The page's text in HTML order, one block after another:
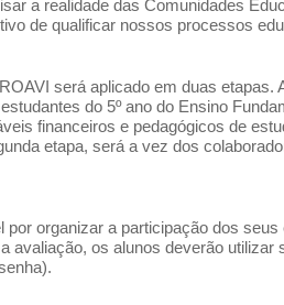
a realidade das Comunidades
de qualificar nossos processos
será aplicado em duas etapas.
do 5º ano do Ensino
financeiros e pedagógicos de
etapa, será a vez dos
organizar a participação dos seus
avaliação, os alunos deverão utilizar